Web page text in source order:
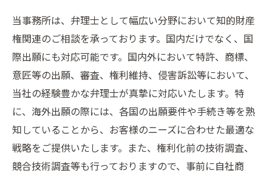
当事務所は、弁理士として幅広い分野において知的財産
権関連のご相談を承っております。国内だけでなく、国
際出願にも対応可能です。国内外において特許、商標、
意匠等の出願、審査、権利維持、侵害訴訟等において、
当社の経験豊かな弁理士が真摯に対応いたします。特
に、海外出願の際には、各国の出願要件や手続き等を熟
知していることから、お客様のニーズに合わせた最適な
戦略をご提供いたします。また、権利化前の技術調査、
競合技術調査等も行っておりますので、事前に自社商